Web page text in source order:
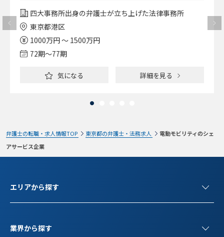
四大事務所出身の弁護士が立ち上げた法律事務所
東京都港区
1000万円 ～ 1500万円
72期〜77期
気になる 詳細を見る
弁護士の転職・求人情報TOP 東京都の弁護士・法務求人
電動モビリティのシェ
アサービス企業
エリアから探す
業界から探す